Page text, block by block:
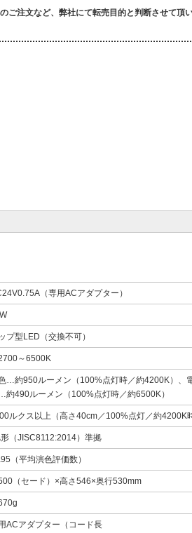
ご注文など、弊社にて転売目的と判断させて頂
（専用ACアダプター）
プ型LED（交換不可）
～6500K
…約950ルーメン（100%点灯時／約4200K）
約490ルーメン（100%点灯時／約6500K）
ルクス以上（高さ40cm／100%点灯／約4200K
（JISC8112:2014）準拠
（平均演色評価数）
（セード）×高さ546×奥行530mm
ACアダプター（コード長